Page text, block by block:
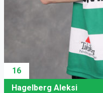
16
Hagelberg Aleksi